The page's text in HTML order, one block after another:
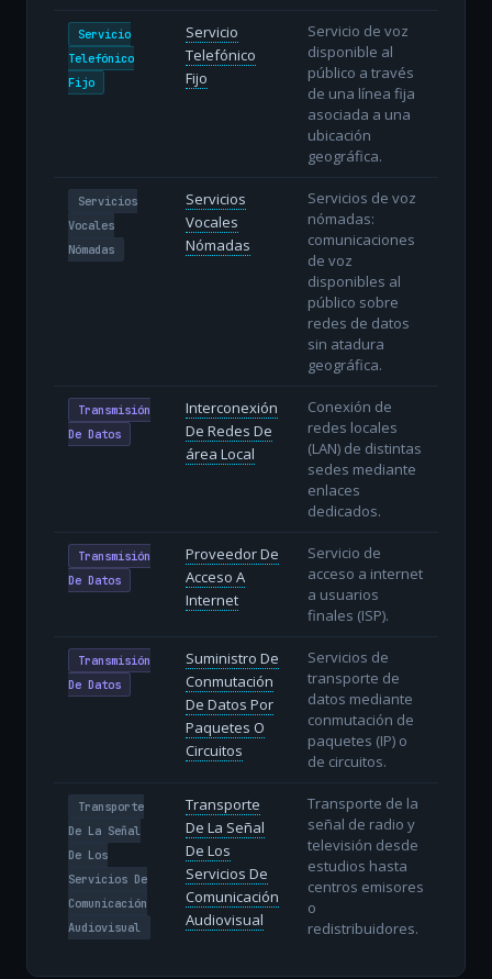
Servicio
Telefónico
Fijo
Servicio
Telefónico
Fijo
Servicio de voz
disponible al
público a través
de una línea fija
asociada a una
ubicación
geográfica.
Servicios
Vocales
Nómadas
Servicios
Vocales
Nómadas
Servicios de voz
nómadas:
comunicaciones
de voz
disponibles al
público sobre
redes de datos
sin atadura
geográfica.
Transmisión
De Datos
Interconexión
De Redes De
área Local
Conexión de
redes locales
(LAN) de distintas
sedes mediante
enlaces
dedicados.
Transmisión
De Datos
Proveedor De
Acceso A
Internet
Servicio de
acceso a internet
a usuarios
finales (ISP).
Transmisión
De Datos
Suministro De
Conmutación
De Datos Por
Paquetes O
Circuitos
Servicios de
transporte de
datos mediante
conmutación de
paquetes (IP) o
de circuitos.
Transporte
De La Señal
De Los
Servicios De
Comunicación
Audiovisual
Transporte
De La Señal
De Los
Servicios De
Comunicación
Audiovisual
Transporte de la
señal de radio y
televisión desde
estudios hasta
centros emisores
o
redistribuidores.